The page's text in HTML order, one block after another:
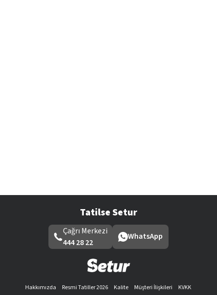
Tatilse Setur
Çağrı Merkezi
444 28 22
WhatsApp
Hakkımızda Resmi Tatiller 2026 Kalite Müşteri İlişkileri
KVKK